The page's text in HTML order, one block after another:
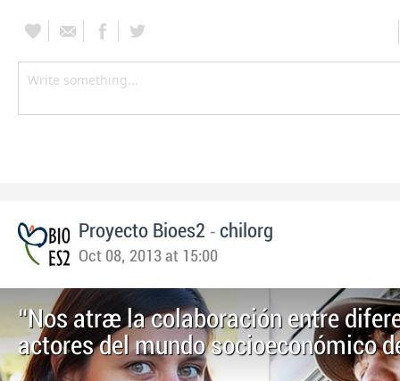
Proyecto Bioes2 - chilorg
Oct 08, 2013 at 15:00
“Nos atrae la colaboración entre
actores del mundo socioeconómico